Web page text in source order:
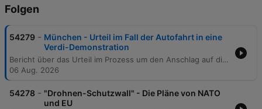
Folgen
54279 - München - Urteil im Fall der Autofahrt in eine
Verdi-Demonstration
Bericht über das Urteil im Prozess um den Anschlag auf die Verdi-Demo am Oberlandesgericht München. Der Angeklagte wurde wegen vollendeten Mordes sowie der lebensgefährlichen Verletzung von 40 weiteren Personen zu lebenslanger Haft verurteilt, wobei die besondere Schwere der Schuld festgestellt wurde. Das Gericht wertete die Tat als heimtückischen Mord aus niedrigen Beweggründen, begangen mit gemeingefährlichen Mitteln. Die Urteilsbegründung legt dar, dass der Täter aus religiös-politischen Motiven handelte, um sich Allah gottgefällig zu erweisen und Rache für den Umgang westlicher Länder mit Muslimen zu nehmen. Während die Verteidigung eine Schizophrenie anführte, sah das Gericht die Schuldfähigkeit als gegeben an. Der Bericht beleuchtet zudem die Reaktionen der Verletzten sowie die Entscheidung der Hinterbliebenen, dem Prozess fernzubleiben.
06 Aug. 2026
54278 - "Drohnen-Schutzwall" - Die Pläne von NATO
und EU